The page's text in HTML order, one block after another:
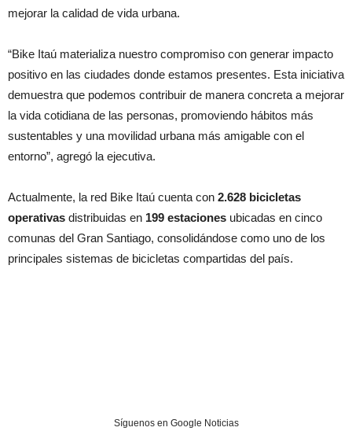
mejorar la calidad de vida urbana.
“Bike Itaú materializa nuestro compromiso con generar impacto
positivo en las ciudades donde estamos presentes. Esta iniciativa
demuestra que podemos contribuir de manera concreta a mejorar
la vida cotidiana de las personas, promoviendo hábitos más
sustentables y una movilidad urbana más amigable con el
entorno”, agregó la ejecutiva.
Actualmente, la red Bike Itaú cuenta con 2.628 bicicletas
operativas distribuidas en 199 estaciones ubicadas en cinco
comunas del Gran Santiago, consolidándose como uno de los
principales sistemas de bicicletas compartidas del país.
Síguenos en Google Noticias